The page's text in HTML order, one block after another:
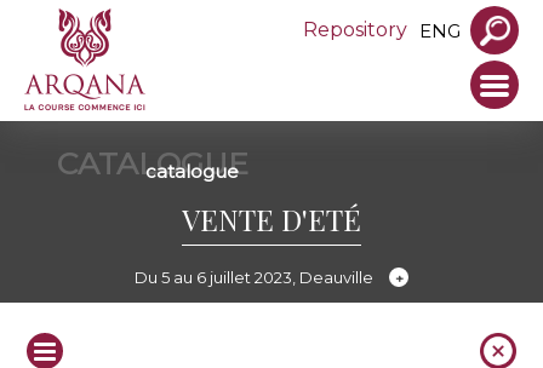
Repository ENG
CATALOGUE
catalogue
VENTE D'ETÉ
Du 5 au 6 juillet 2023, Deauville